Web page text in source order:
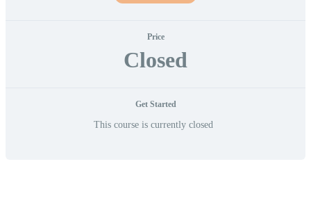
Price
Closed
Get Started
This course is currently closed